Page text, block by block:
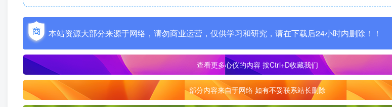
本站资源大部分来源于网络，请勿商业运营，仅供学习和研究，请在下载后24小时内删除！！
查看更多心仪的内容 按Ctrl+D收藏我们
部分内容来自于网络 如有不妥联系站长删除